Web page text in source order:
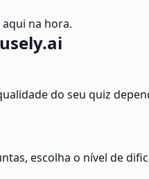
na hora.
do seu quiz
escolha o nível de